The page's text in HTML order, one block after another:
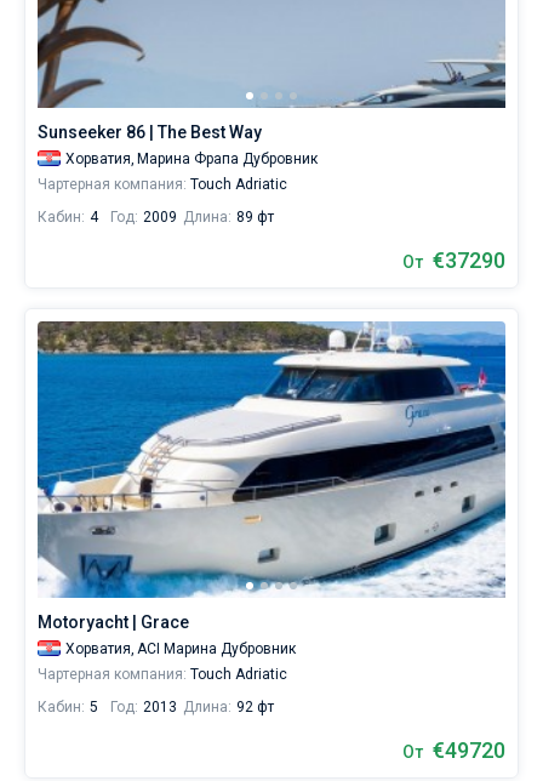
Sunseeker 86 | The Best Way
Хорватия, Марина Фрапа Дубровник
Чартерная компания: Touch Adriatic
Кабин: 4 Год: 2009 Длина: 89 фт
От €37290
Motoryacht | Grace
Хорватия, ACI Марина Дубровник
Чартерная компания: Touch Adriatic
Кабин: 5 Год: 2013 Длина: 92 фт
От €49720